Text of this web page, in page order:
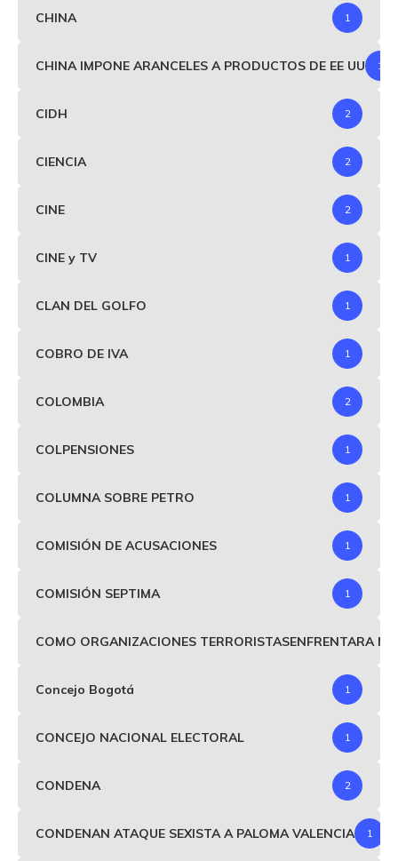
CHINA 1
CHINA IMPONE ARANCELES A PRODUCTOS DE EE UU 1
CIDH 2
CIENCIA 2
CINE 2
CINE y TV 1
CLAN DEL GOLFO 1
COBRO DE IVA 1
COLOMBIA 2
COLPENSIONES 1
COLUMNA SOBRE PETRO 1
COMISIÓN DE ACUSACIONES 1
COMISIÓN SEPTIMA 1
COMO ORGANIZACIONES TERRORISTASENFRENTARA
Concejo Bogotá 1
CONCEJO NACIONAL ELECTORAL 1
CONDENA 2
CONDENAN ATAQUE SEXISTA A PALOMA VALENCIA 1